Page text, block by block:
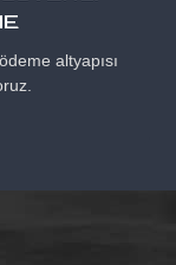
altyapısı